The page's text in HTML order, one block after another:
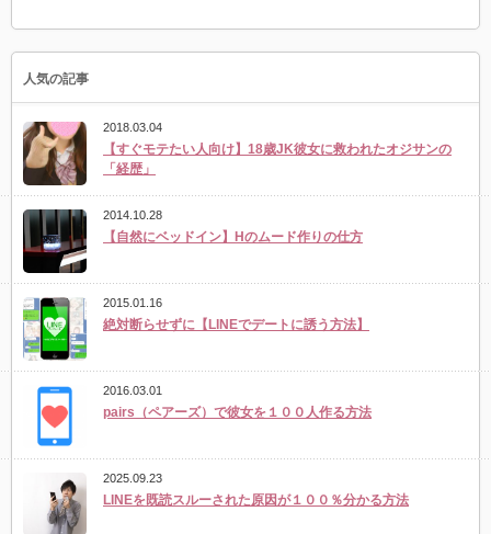
人気の記事
2018.03.04
【すぐモテたい人向け】18歳JK彼女に救われたオジサンの
「経歴」
2014.10.28
【自然にベッドイン】Hのムード作りの仕方
2015.01.16
絶対断らせずに【LINEでデートに誘う方法】
2016.03.01
pairs（ペアーズ）で彼女を１００人作る方法
2025.09.23
LINEを既読スルーされた原因が１００％分かる方法